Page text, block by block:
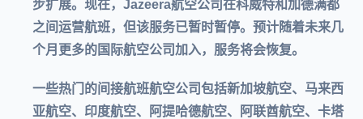
步扩展。现在，Jazeera航空公司在科威特和加德满都
之间运营航班，但该服务已暂时暂停。预计随着未来几
个月更多的国际航空公司加入，服务将会恢复。
一些热门的间接航班航空公司包括新加坡航空、马来西
亚航空、印度航空、阿提哈德航空、阿联酋航空、卡塔